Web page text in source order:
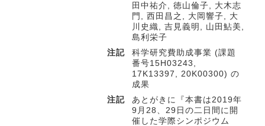
田中祐介, 徳山倫子, 大木志
門, 西田昌之, 大岡響子, 大
川史織, 吉見義明, 山田鮎美,
島利栄子
注記
科学研究費助成事業 (課題
番号15H03243,
17K13397, 20K00300) の
成果
注記
あとがきに『本書は2019年
9月28、29日の二日間に開
催した学際シンポジウム